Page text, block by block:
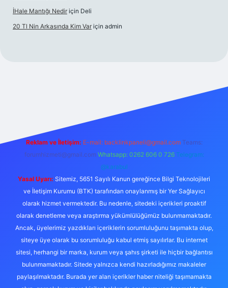
İHale Mantığı Nedir için Deli
20 Tl Nin Arkasında Kim Var için admin
Reklam ve İletişim: E-mail: backlinkpaneli@gmail.com Teams:
forumhizmeti@gmail.com Whatsapp: 0262 606 0 726 Telegram:
@karabul
Yasal Uyarı: Sitemiz, 5651 Sayılı Kanun gereğince Bilgi Teknolojileri
ve İletişim Kurumu (BTK) tarafından onaylanmış bir Yer Sağlayıcı
olarak hizmet vermektedir. Bu nedenle, sitedeki içerikleri proaktif
olarak denetleme veya araştırma yükümlülüğümüz bulunmamaktadır.
Ancak, üyelerimiz yazdıkları içeriklerin sorumluluğunu taşımakta olup,
siteye üye olarak bu sorumluluğu kabul etmiş sayılırlar. Bu internet
sitesi, herhangi bir marka, kurum veya şahıs şirketi ile hiçbir bağlantısı
bulunmamaktadır. Sitede yalnızca kendi hazırladığımız makaleler
paylaşılmaktadır. Burada yer alan içerikler haber niteliği taşımamakta